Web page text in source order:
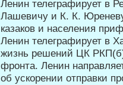
Ленин телеграфирует в
Лашевичу и К. К.
казаков и населения
Ленин телеграфирует в
жизнь решений ЦК
фронта. Ленин
об ускорении отправки